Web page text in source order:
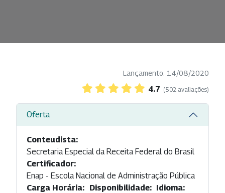
Lançamento: 14/08/2020
4.7 (502 avaliações)
Oferta
Conteudista:
Secretaria Especial da Receita Federal do Brasil
Certificador:
Enap - Escola Nacional de Administração Pública
Carga Horária: Disponibilidade: Idioma: